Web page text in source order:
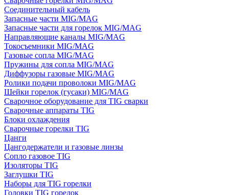
Соединительный кабель
Запасные части MIG/MAG
Запасные части для горелок MIG/MAG
Направляющие каналы MIG/MAG
Токосъемники MIG/MAG
Газовые сопла MIG/MAG
Пружины для сопла MIG/MAG
Диффузоры газовые MIG/MAG
Ролики подачи проволоки MIG/MAG
Шейки горелок (гусаки) MIG/MAG
Сварочное оборудование для TIG сварки
Сварочные аппараты TIG
Блоки охлаждения
Сварочные горелки TIG
Цанги
Цангодержатели и газовые линзы
Сопло газовое TIG
Изоляторы TIG
Заглушки TIG
Наборы для TIG горелки
Головки TIG горелок